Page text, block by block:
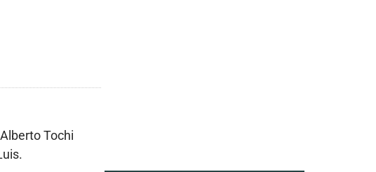
Tochi